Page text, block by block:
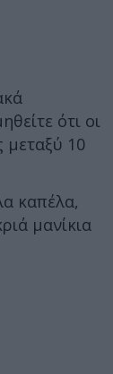
ότι οι
μεταξύ 10
καπέλα,
μανίκια